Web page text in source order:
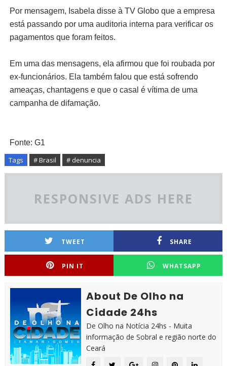
Por mensagem, Isabela disse à TV Globo que a empresa
está passando por uma auditoria interna para verificar os
pagamentos que foram feitos.
Em uma das mensagens, ela afirmou que foi roubada por
ex-funcionários. Ela também falou que está sofrendo
ameaças, chantagens e que o casal é vítima de uma
campanha de difamação.
Fonte: G1
Tags # Brasil # denuncia
RESPONSIVE ADS HERE
TWEET SHARE
PIN IT WHATSAPP
About De Olho na
Cidade 24hs
De Olho na Notícia 24hs - Muita
informação de Sobral e região norte do
Ceará